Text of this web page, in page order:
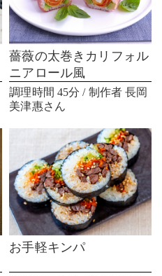
薔薇の太巻きカリフォル
ニアロール風
調理時間 45分 / 制作者 長岡
美津惠さん
お手軽キンパ